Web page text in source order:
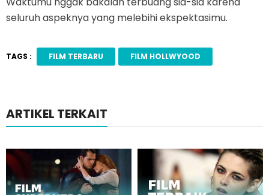
seluruh aspeknya yang melebihi ekspektasimu.
TAGS : FILM TERBARU FILM HOLLWYOOD
ARTIKEL TERKAIT